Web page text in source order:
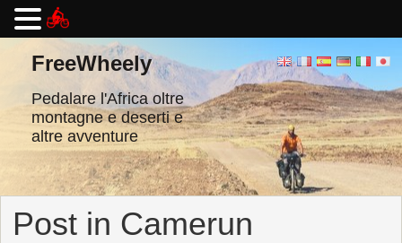
contenutoFreeWheely
Pedalare l'Africa oltre
montagne e deserti e
altre avventure
Post in Camerun